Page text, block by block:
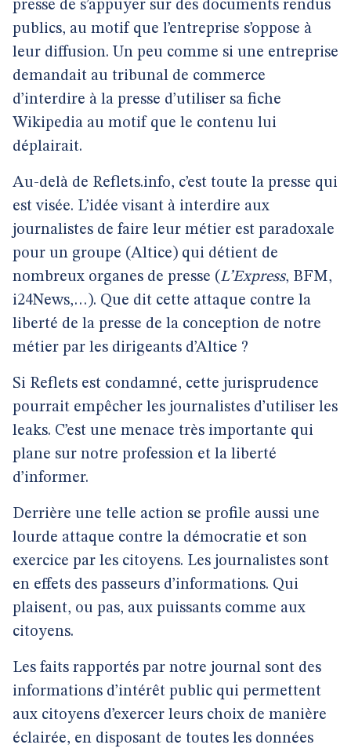
presse de s’appuyer sur des documents rendus
publics, au motif que l’entreprise s’oppose à
leur diffusion. Un peu comme si une entreprise
demandait au tribunal de commerce
d’interdire à la presse d’utiliser sa fiche
Wikipedia au motif que le contenu lui
déplairait.
Au-delà de Reflets.info, c’est toute la presse qui
est visée. L’idée visant à interdire aux
journalistes de faire leur métier est paradoxale
pour un groupe (Altice) qui détient de
nombreux organes de presse (L’Express, BFM,
i24News,…). Que dit cette attaque contre la
liberté de la presse de la conception de notre
métier par les dirigeants d’Altice ?
Si Reflets est condamné, cette jurisprudence
pourrait empêcher les journalistes d’utiliser les
leaks. C’est une menace très importante qui
plane sur notre profession et la liberté
d’informer.
Derrière une telle action se profile aussi une
lourde attaque contre la démocratie et son
exercice par les citoyens. Les journalistes sont
en effets des passeurs d’informations. Qui
plaisent, ou pas, aux puissants comme aux
citoyens.
Les faits rapportés par notre journal sont des
informations d’intérêt public qui permettent
aux citoyens d’exercer leurs choix de manière
éclairée, en disposant de toutes les données